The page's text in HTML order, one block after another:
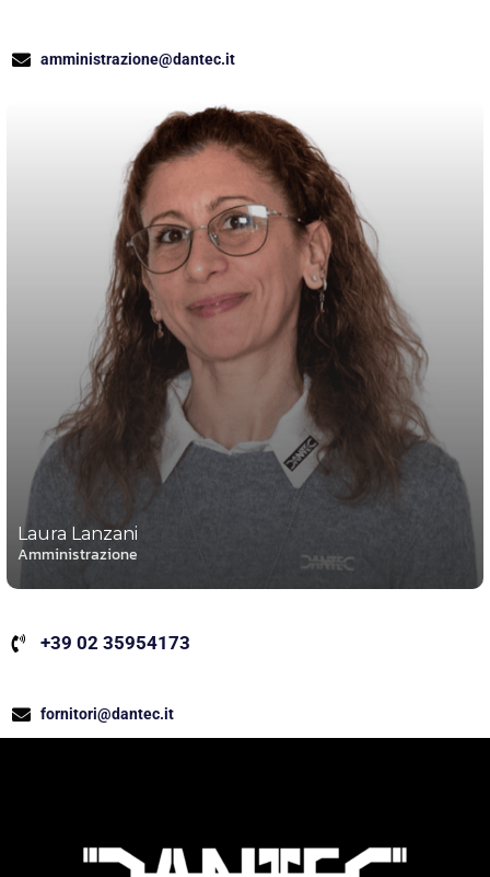
amministrazione@dantec.it
Laura Lanzani
Amministrazione
+39 02 35954173
fornitori@dantec.it